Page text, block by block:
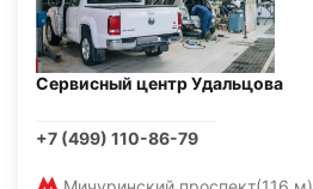
Сервисный центр Удальцова
+7 (499) 110-86-79